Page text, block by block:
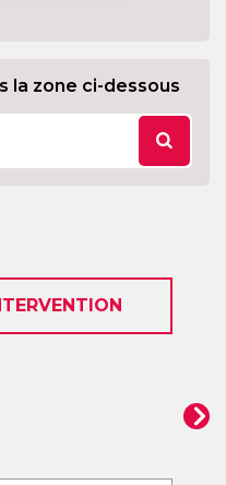
la zone ci-dessous